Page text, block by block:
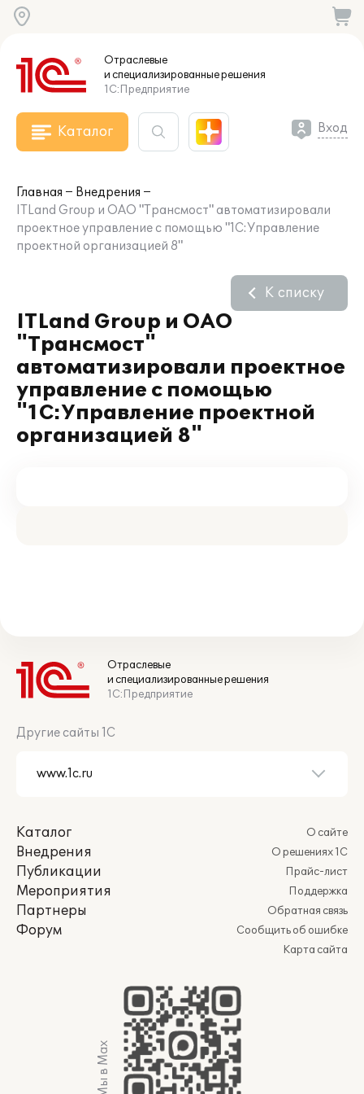
Отраслевые
и специализированныерешения
1С:Предприятие
Каталог Вход
Главная
Внедрения
ITLand Group и ОАО "Трансмост" автоматизировали
проектное управление с помощью "1С:Управление
проектной организацией 8"
ITLand Group и ОАО
"Трансмост"
автоматизировали проектное
управление с помощью
"1С:Управление проектной
организацией 8"
К списку
Отраслевые
и специализированные решения
1С:Предприятие
Другие сайты 1С
Каталог
Внедрения
Публикации
Мероприятия
Партнеры
Форум
О сайте
О решениях 1С
Прайс-лист
Поддержка
Обратная связь
Сообщить об ошибке
Карта сайта
Мы в Max